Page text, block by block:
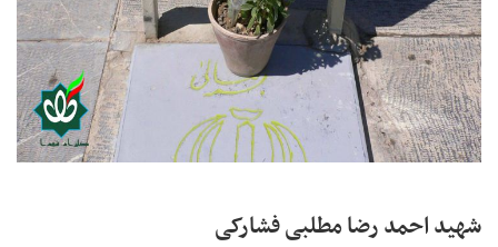
شهید احمد رضا مطلبی فشارکی